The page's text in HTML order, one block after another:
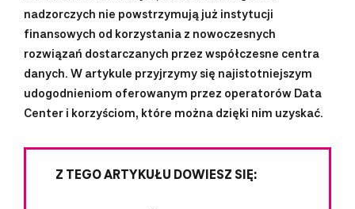
nadzorczych nie powstrzymują już instytucji
finansowych od korzystania z nowoczesnych
rozwiązań dostarczanych przez współczesne centra
danych. W artykule przyjrzymy się najistotniejszym
udogodnieniom oferowanym przez operatorów Data
Center i korzyściom, które można dzięki nim uzyskać.
Z TEGO ARTYKUŁU DOWIESZ SIĘ: